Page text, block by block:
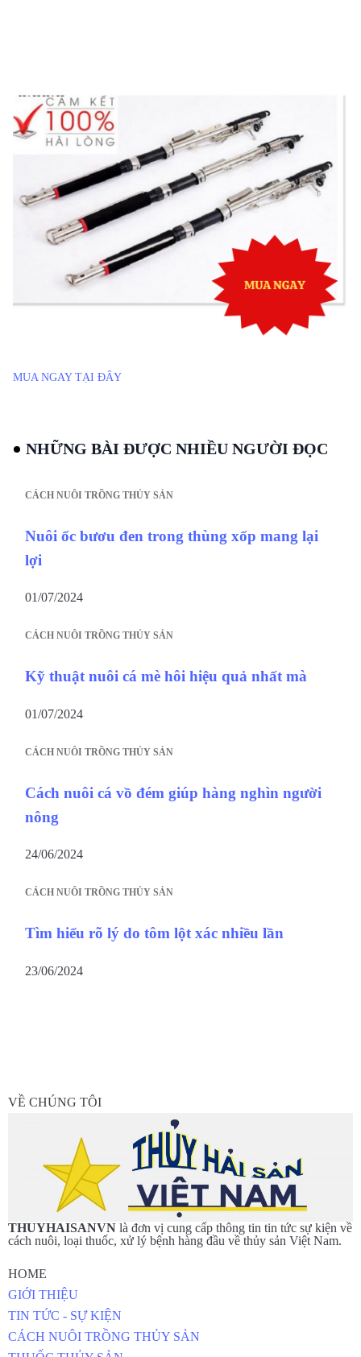
MUA NGAY TẠI ĐÂY
NHỮNG BÀI ĐƯỢC NHIỀU NGƯỜI ĐỌC
CÁCH NUÔI TRỒNG THỦY SẢN
Nuôi ốc bươu đen trong thùng xốp mang lại
lợi
01/07/2024
CÁCH NUÔI TRỒNG THỦY SẢN
Kỹ thuật nuôi cá mè hôi hiệu quả nhất mà
01/07/2024
CÁCH NUÔI TRỒNG THỦY SẢN
Cách nuôi cá vồ đém giúp hàng nghìn người
nông
24/06/2024
CÁCH NUÔI TRỒNG THỦY SẢN
Tìm hiểu rõ lý do tôm lột xác nhiều lần
23/06/2024
VỀ CHÚNG TÔI
THUYHAISANVN là đơn vị cung cấp thông tin tin tức sự kiện về
cách nuôi, loại thuốc, xử lý bệnh hàng đầu về thủy sản Việt Nam.
HOME
GIỚI THIỆU
TIN TỨC - SỰ KIỆN
CÁCH NUÔI TRỒNG THỦY SẢN